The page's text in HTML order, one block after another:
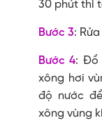
30 phút thì
Bước 3:
Bước 4: Đổ
xông hơi
độ nước
xông vùng